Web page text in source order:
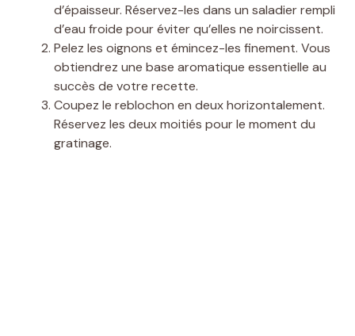
d’épaisseur. Réservez-les dans un saladier rempli
d’eau froide pour éviter qu’elles ne noircissent.
Pelez les oignons et émincez-les finement. Vous
obtiendrez une base aromatique essentielle au
succès de votre recette.
Coupez le reblochon en deux horizontalement.
Réservez les deux moitiés pour le moment du
gratinage.